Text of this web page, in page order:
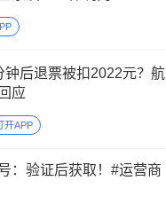
钟后退票被扣2022元？航
应
开APP
：验证后获取！#运营商